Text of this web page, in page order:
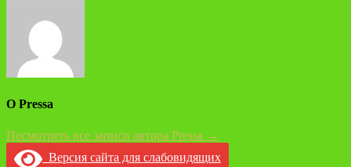
О Pressa
Посмотреть все записи автора Pressa →
Версия сайта для слабовидящих